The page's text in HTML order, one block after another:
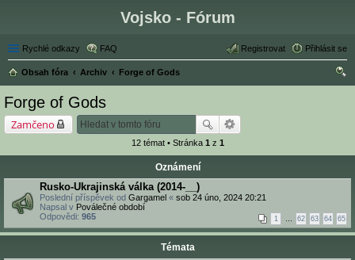
Vojsko - Fórum
Rychlé odkazy FAQ Přihlásit se
Registrovat
Obsah fóra Archiv
Forge of Gods
Forge of Gods
Zamčeno
12 témat • Stránka 1 z 1
Oznámení
Rusko-Ukrajinská válka (2014-__)
Poslední příspěvek od Gargamel « sob 24 úno, 2024 20:21
Napsal v Poválečné období
Odpovědi: 965 1 … 62 63 64 65
Témata